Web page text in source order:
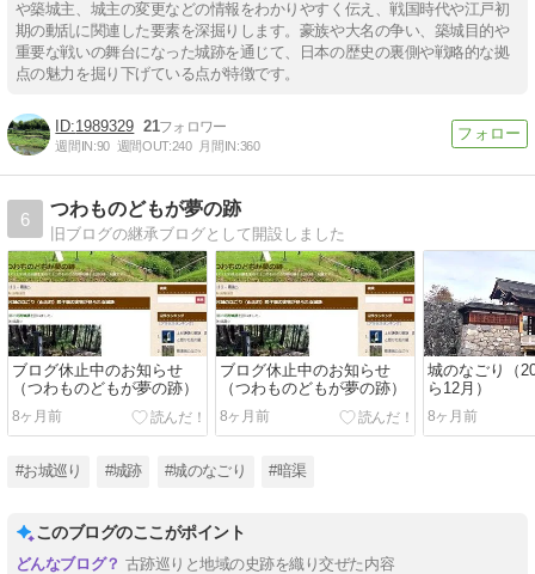
や築城主、城主の変更などの情報をわかりやすく伝え、戦国時代や江戸初
期の動乱に関連した要素を深掘りします。豪族や大名の争い、築城目的や
重要な戦いの舞台になった城跡を通じて、日本の歴史の裏側や戦略的な拠
点の魅力を掘り下げている点が特徴です。
1989329 21
週間IN:90 週間OUT:240 月間IN:360
6
つわものどもが夢の跡
旧ブログの継承ブログとして開設しました
ブログ休止中のお知らせ
（つわものどもが夢の跡）
8ヶ月前
ブログ休止中のお知らせ
（つわものどもが夢の跡）
8ヶ月前
城のなごり（
ら12月）
8ヶ月前
#お城巡り #城跡 #城のなごり #暗渠
このブログのここがポイント
古跡巡りと地域の史跡を織り交ぜた内容